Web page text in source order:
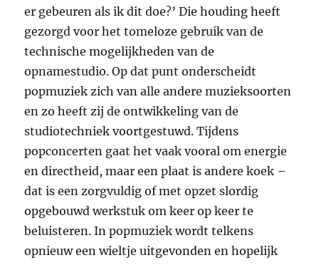
er gebeuren als ik dit doe?’ Die houding heeft
gezorgd voor het tomeloze gebruik van de
technische mogelijkheden van de
opnamestudio. Op dat punt onderscheidt
popmuziek zich van alle andere muzieksoorten
en zo heeft zij de ontwikkeling van de
studiotechniek voortgestuwd. Tijdens
popconcerten gaat het vaak vooral om energie
en directheid, maar een plaat is andere koek –
dat is een zorgvuldig of met opzet slordig
opgebouwd werkstuk om keer op keer te
beluisteren. In popmuziek wordt telkens
opnieuw een wieltje uitgevonden en hopelijk